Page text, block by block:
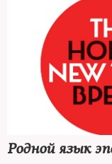
Родной язык